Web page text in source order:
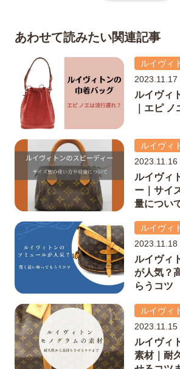
あわせて読みたい関連記事
ルイヴィ
2023.11.17
ルイヴィ
｜エピ
ルイヴィ
2023.11.16
ルイヴィ
ー｜サイ
量につい
ルイヴィ
2023.11.18
ルイヴィ
が人気？
らうコツ
ルイヴィ
2023.11.15
ルイヴィ
素材｜耐